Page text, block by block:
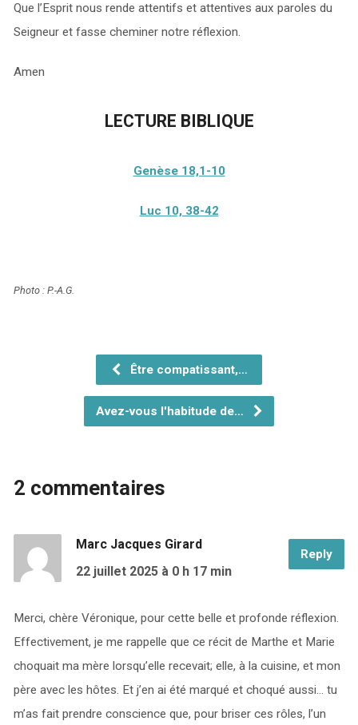
Que l’Esprit nous rende attentifs et attentives aux paroles du
Seigneur et fasse cheminer notre réflexion.
Amen
LECTURE BIBLIQUE
Genèse 18,1-10
Luc 10, 38-42
Photo: P.-A.G.
Être compatissant,…
Avez-vous l'habitude de…
2 commentaires
Reply
Marc Jacques Girard
22 juillet 2025 à 0 h 17 min
Merci, chère Véronique, pour cette belle et profonde réflexion.
Effectivement, je me rappelle que ce récit de Marthe et Marie
choquait ma mère lorsqu’elle recevait; elle, à la cuisine, et mon
père avec les hôtes. Et j’en ai été marqué et choqué aussi… tu
m’as fait prendre conscience que, pour briser ces rôles, l’un